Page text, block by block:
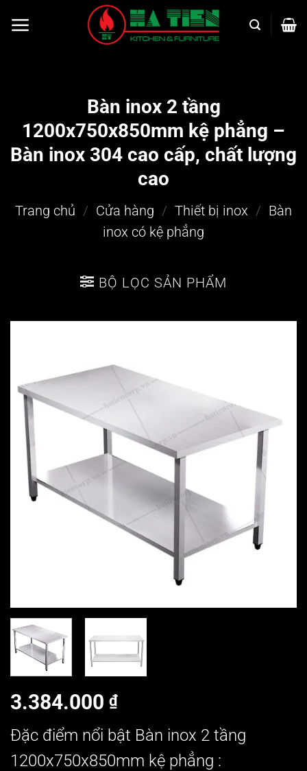
qua
Bàn inox 2 tầng
1200x750x850mm kệ phẳng –
Bàn inox 304 cao cấp, chất lượng
cao
Trang chủ / Cửa hàng / Thiết bị inox / Bàn
inox có kệ phẳng
BỘ LỌC SẢN PHẨM
3.384.000 ₫
Đặc điểm nổi bật Bàn inox 2 tầng
1200x750x850mm kệ phẳng :